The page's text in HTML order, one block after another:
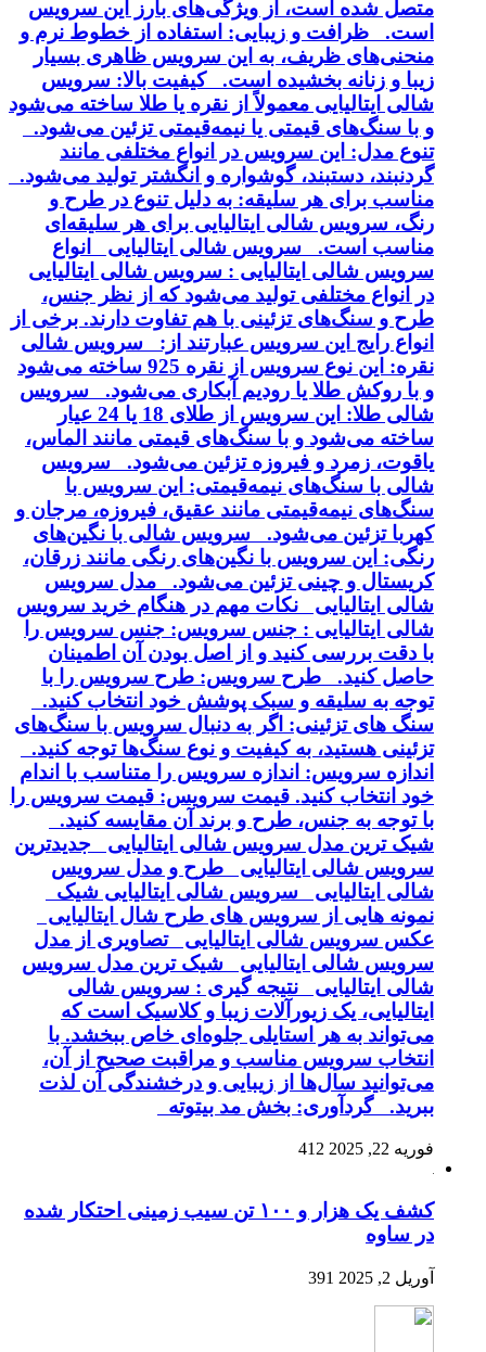
متصل شده است، از ویژگی‌های بارز این سرویس
است. ظرافت و زیبایی: استفاده از خطوط نرم و
منحنی‌های ظریف، به این سرویس ظاهری بسیار
زیبا و زنانه بخشیده است. کیفیت بالا: سرویس
شالی ایتالیایی معمولاً از نقره یا طلا ساخته می‌شود
و با سنگ‌های قیمتی یا نیمه‌قیمتی تزئین می‌شود.
تنوع مدل: این سرویس در انواع مختلفی مانند
گردنبند، دستبند، گوشواره و انگشتر تولید می‌شود.
مناسب برای هر سلیقه: به دلیل تنوع در طرح و
رنگ، سرویس شالی ایتالیایی برای هر سلیقه‌ای
مناسب است. سرویس شالی ایتالیایی انواع
سرویس شالی ایتالیایی : سرویس شالی ایتالیایی
در انواع مختلفی تولید می‌شود که از نظر جنس،
طرح و سنگ‌های تزئینی با هم تفاوت دارند. برخی از
انواع رایج این سرویس عبارتند از: سرویس شالی
نقره: این نوع سرویس از نقره 925 ساخته می‌شود
و با روکش طلا یا رودیم آبکاری می‌شود. سرویس
شالی طلا: این سرویس از طلای 18 یا 24 عیار
ساخته می‌شود و با سنگ‌های قیمتی مانند الماس،
یاقوت، زمرد و فیروزه تزئین می‌شود. سرویس
شالی با سنگ‌های نیمه‌قیمتی: این سرویس با
سنگ‌های نیمه‌قیمتی مانند عقیق، فیروزه، مرجان و
کهربا تزئین می‌شود. سرویس شالی با نگین‌های
رنگی: این سرویس با نگین‌های رنگی مانند زرقان،
کریستال و چینی تزئین می‌شود. مدل سرویس
شالی ایتالیایی نکات مهم در هنگام خرید سرویس
شالی ایتالیایی : جنس سرویس: جنس سرویس را
با دقت بررسی کنید و از اصل بودن آن اطمینان
حاصل کنید. طرح سرویس: طرح سرویس را با
توجه به سلیقه و سبک پوشش خود انتخاب کنید.
سنگ های تزئینی: اگر به دنبال سرویس با سنگ‌های
تزئینی هستید، به کیفیت و نوع سنگ‌ها توجه کنید.
اندازه سرویس: اندازه سرویس را متناسب با اندام
خود انتخاب کنید. قیمت سرویس: قیمت سرویس را
با توجه به جنس، طرح و برند آن مقایسه کنید.
شیک ترین مدل سرویس شالی ایتالیایی جدیدترین
سرویس شالی ایتالیایی طرح و مدل سرویس
شالی ایتالیایی سرویس شالی ایتالیایی شیک
نمونه هایی از سرویس های طرح شال ایتالیایی
عکس سرویس شالی ایتالیایی تصاویری از مدل
سرویس شالی ایتالیایی شیک ترین مدل سرویس
شالی ایتالیایی نتیجه گیری : سرویس شالی
ایتالیایی، یک زیورآلات زیبا و کلاسیک است که
می‌تواند به هر استایلی جلوه‌ای خاص ببخشد. با
انتخاب سرویس مناسب و مراقبت صحیح از آن،
می‌توانید سال‌ها از زیبایی و درخشندگی آن لذت
ببرید. گردآوری: بخش مد بیتوته
فوریه 22, 2025 412
کشف یک هزار و ۱۰۰ تن سیب زمینی احتکار شده
در ساوه
آوریل 2, 2025 391